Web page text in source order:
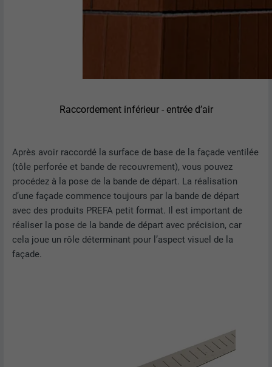
Raccordement inférieur - entrée d’air
Après avoir raccordé la surface de base de la façade ventilée
(tôle perforée et bande de recouvrement), vous pouvez
procédez à la pose de la bande de départ. La réalisation
d’une façade commence toujours par la bande de départ
avec des produits PREFA petit format. Il est important de
réaliser la pose de la bande de départ avec précision, car
cela joue un rôle déterminant pour l’aspect visuel de la
façade.